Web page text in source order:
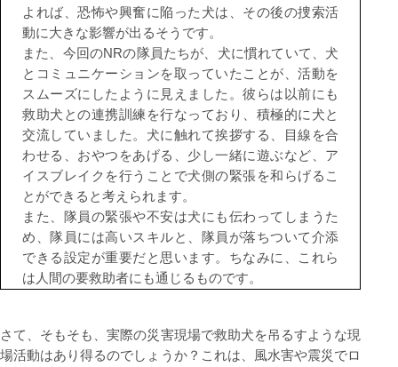
よれば、恐怖や興奮に陥った⽝は、その後の捜索活
動に⼤きな影響が出るそうです。
また、今回のNRの隊員たちが、⽝に慣れていて、⽝
とコミュニケーションを取っていたことが、活動を
スムーズにしたように⾒えました。彼らは以前にも
救助⽝との連携訓練を⾏なっており、積極的に⽝と
交流していました。⽝に触れて挨拶する、⽬線を合
わせる、おやつをあげる、少し⼀緒に遊ぶなど、ア
イスブレイクを⾏うことで⽝側の緊張を和らげるこ
とができると考えられます。
また、隊員の緊張や不安は⽝にも伝わってしまうた
め、隊員には⾼いスキルと、隊員が落ちついて介添
できる設定が重要だと思います。ちなみに、これら
は⼈間の要救助者にも通じるものです。
さて、そもそも、実際の災害現場で救助⽝を吊るすような現
場活動はあり得るのでしょうか？これは、⾵⽔害や震災でロ